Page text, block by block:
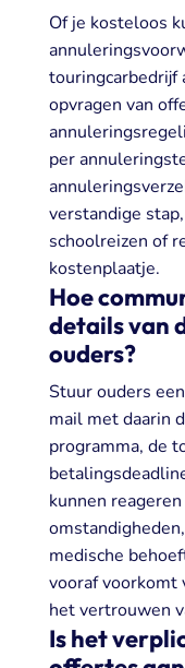
Of je kosteloos
touringcarbedrijf
opvragen van
per
verstandige
schoolreizen of
kostenplaatje.
Hoe
details van
ouders?
Stuur ouders
mail met daarin
programma, de
kunnen
medische
vooraf voorkomt
het vertrouwen
Is het